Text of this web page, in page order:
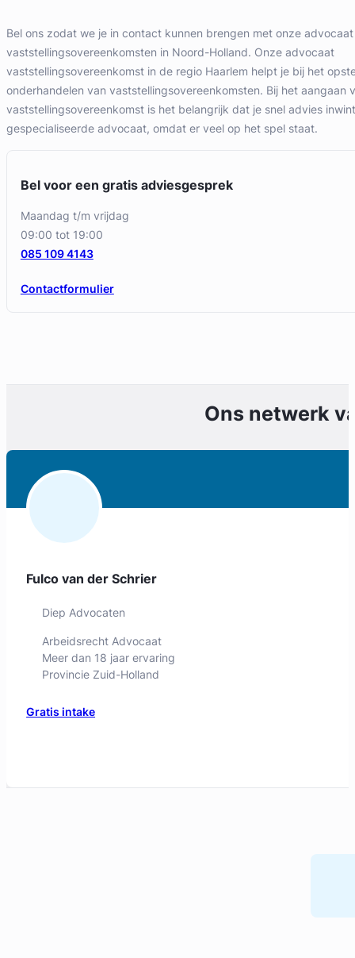
Bel ons zodat we je in contact kunnen brengen met onze
vaststellingsovereenkomsten in Noord-Holland. Onze advocaat
vaststellingsovereenkomst in de regio Haarlem helpt je bij het
onderhandelen van vaststellingsovereenkomsten. Bij het aangaan
vaststellingsovereenkomst is het belangrijk dat je snel advies
gespecialiseerde advocaat, omdat er veel op het spel staat.
Bel voor een gratis adviesgesprek
maandag t/m vrijdag
09:00 tot 19:00
Contactformulier
085 109 4143
Ons netwerk
Fulco van der Schrier
Diep Advocaten
Arbeidsrecht Advocaat
Meer dan 18 jaar ervaring
Provincie Zuid-Holland
Gratis intake